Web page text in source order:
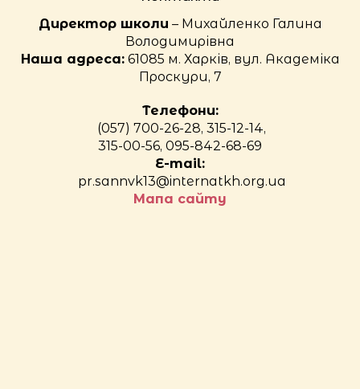
Директор школи – Михайленко Галина
Володимирівна
Наша адреса:61085 м. Харків, вул. Академіка
Проскури, 7
Телефони:
(057) 700-26-28, 315-12-14,
315-00-56, 095-842-68-69
E-mail:
pr.sannvk13@internatkh.org.ua
Мапа сайту